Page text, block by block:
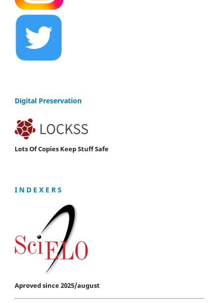
Digital Preservation
Lots Of Copies Keep Stuff Safe
I N D E X E R S
Aproved since 2025/august